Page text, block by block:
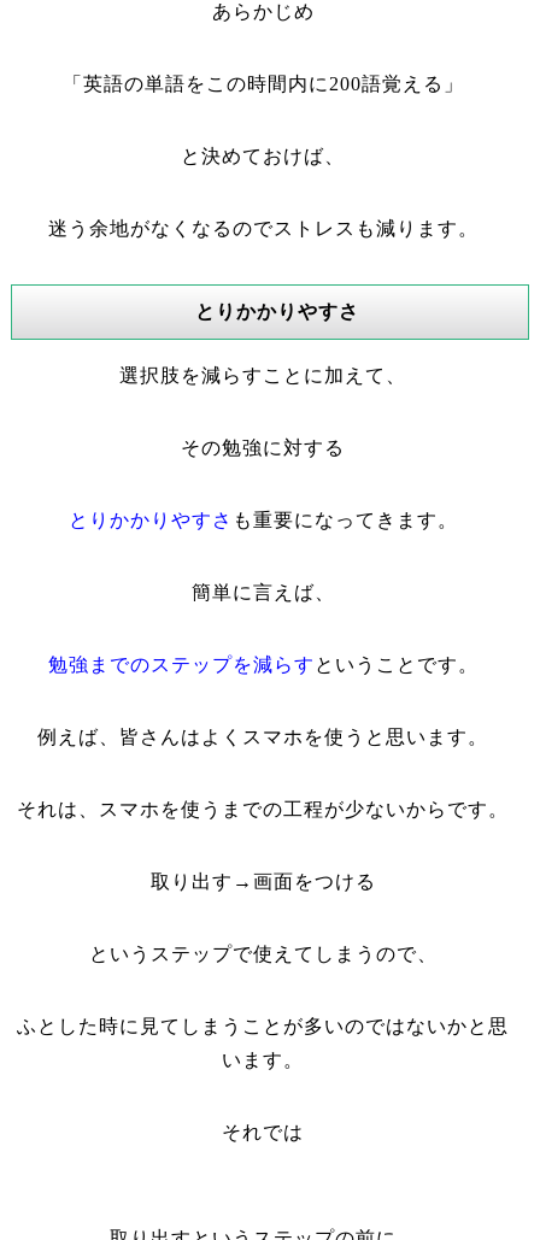
あらかじめ
「英語の単語をこの時間内に 200語覚える」
と決めておけば、
迷う余地がなくなるのでストレスも減ります。
とりかかりやすさ
選択肢を減らすことに加えて、
その勉強に対する
とりかかりやすさ も重要になってきます。
簡単に言えば、
勉強までのステップを減らす ということです。
例えば、皆さんはよくスマホを使うと思います。
それは、スマホを使うまでの工程が少ないからです。
取り出す→画面をつける
というステップで使えてしまうので、
ふとした時に見てしまうことが多いのではないかと思
います。
それでは